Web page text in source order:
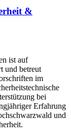
&
ist auf
und betreut
im
bei
Erfahrung
und